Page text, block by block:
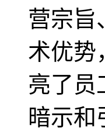
营宗旨
术优
亮了员
暗示和